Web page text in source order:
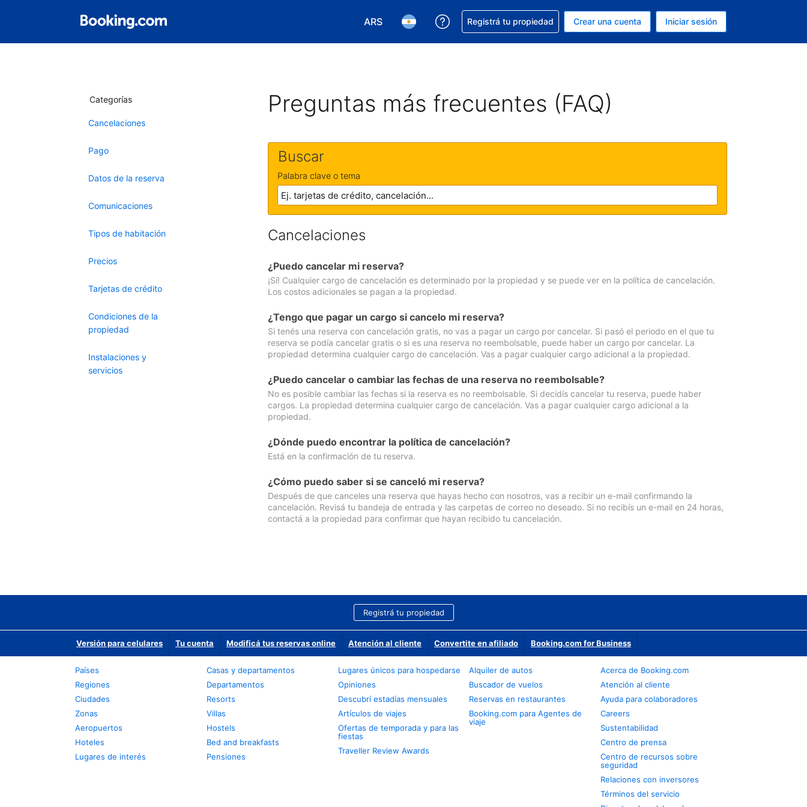
ARS
Elegir la moneda. Tu moneda actual es Peso argentino
Elegir el idioma. El idioma que estás usando es Español (Argentina)
Conseguí ayuda con tu reserva
Registrá tu propiedad Crear una cuenta Iniciar sesión
Categorías
Cancelaciones
Pago
Datos de la reserva
Comunicaciones
Tipos de habitación
Precios
Tarjetas de crédito
Condiciones de la
propiedad
Instalaciones y
servicios
Preguntas más frecuentes (FAQ)
Buscar
Palabra clave o tema
Cancelaciones
¿Puedo cancelar mi reserva?
¡Sí! Cualquier cargo de cancelación es determinado por la propiedad y se puede ver en la política de cancelación.
Los costos adicionales se pagan a la propiedad.
¿Tengo que pagar un cargo si cancelo mi reserva?
Si tenés una reserva con cancelación gratis, no vas a pagar un cargo por cancelar. Si pasó el periodo en el que tu
reserva se podía cancelar gratis o si es una reserva no reembolsable, puede haber un cargo por cancelar. La
propiedad determina cualquier cargo de cancelación. Vas a pagar cualquier cargo adicional a la propiedad.
¿Puedo cancelar o cambiar las fechas de una reserva no reembolsable?
No es posible cambiar las fechas si la reserva es no reembolsable. Si decidís cancelar tu reserva, puede haber
cargos. La propiedad determina cualquier cargo de cancelación. Vas a pagar cualquier cargo adicional a la
propiedad.
¿Dónde puedo encontrar la política de cancelación?
Está en la confirmación de tu reserva.
¿Cómo puedo saber si se canceló mi reserva?
Después de que canceles una reserva que hayas hecho con nosotros, vas a recibir un e-mail confirmando la
cancelación. Revisá tu bandeja de entrada y las carpetas de correo no deseado. Si no recibís un e-mail en 24 horas,
contactá a la propiedad para confirmar que hayan recibido tu cancelación.
Registrá tu propiedad
Versión para celulares Tu cuenta Modificá tus reservas online Atención al cliente Convertite en afiliado Booking.com for Business
Países
Regiones
Ciudades
Zonas
Aeropuertos
Hoteles
Lugares de interés
Casas y departamentos
Departamentos
Resorts
Villas
Hostels
Bed and breakfasts
Pensiones
Lugares únicos para hospedarse
Opiniones
Descubrí estadías mensuales
Artículos de viajes
Ofertas de temporada y para las
fiestas
Traveller Review Awards
Alquiler de autos
Buscador de vuelos
Reservas en restaurantes
Booking.com para Agentes de
viaje
Acerca de Booking.com
Atención al cliente
Ayuda para colaboradores
Careers
Sustentabilidad
Centro de prensa
Centro de recursos sobre
seguridad
Relaciones con inversores
Términos del servicio